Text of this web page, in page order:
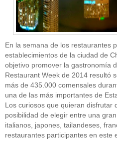
En la semana de los restaurantes
establecimientos de la ciudad de
objetivo promover la gastronomía
Restaurant Week de 2014 resultó
más de 435.000 comensales
una de las más importantes de
Los curiosos que quieran disfrutar
posibilidad de elegir entre una
italianos, japones, tailandeses,
restaurantes participantes en este